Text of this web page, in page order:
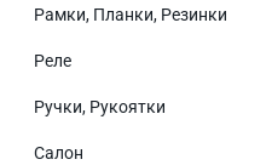
Рамки, Планки, Резинки
Реле
Ручки, Рукоятки
Салон